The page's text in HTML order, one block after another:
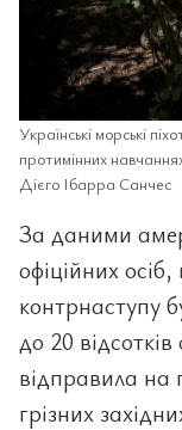
Українські морські
протимінних
Дієго Ібарра Санчес
За даними
офіційних
контрнаступу
до 20
відправила на
грізних